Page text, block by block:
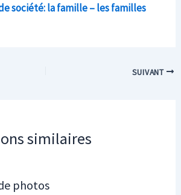
société: la famille – les familles
SUIVANT
similaires
photos